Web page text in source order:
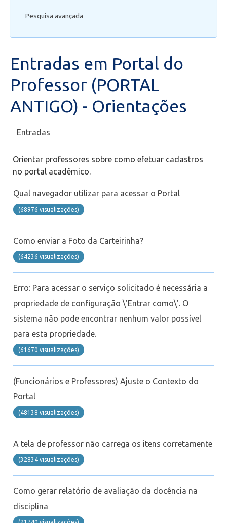
Portal do Professor (PORTAL ANTIGO) - Orientações
Transporte Escolar
Bolsas de estudos
Secretaria de Administração Escolar - SAE
Biblioteca
Laboratórios
EAD
Suporte
Videoconferência
Office 365
Feedz
Pesquisa avançada
Entradas em Portal do
Professor (PORTAL
ANTIGO) - Orientações
Entradas
Orientar professores sobre como efetuar cadastros
no portal acadêmico.
Qual navegador utilizar para acessar o Portal
(68976 visualizaçôes)
Como enviar a Foto da Carteirinha?
(64236 visualizaçôes)
Erro: Para acessar o serviço solicitado é necessária a
propriedade de configuração \'Entrar como\'. O
sistema não pode encontrar nenhum valor possível
para esta propriedade.
(61670 visualizaçôes)
(Funcionários e Professores) Ajuste o Contexto do
Portal
(48138 visualizaçôes)
A tela de professor não carrega os itens corretamente
(32834 visualizaçôes)
Como gerar relatório de avaliação da docência na
disciplina